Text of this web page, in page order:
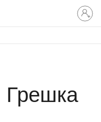
Влезте
във
вашия